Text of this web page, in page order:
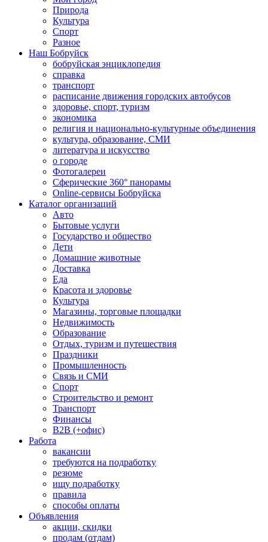
Природа
Культура
Спорт
Разное
Наш Бобруйск
бобруйская энциклопедия
справка
транспорт
расписание движения городских автобусов
здоровье, спорт, туризм
экономика
религия и национально-культурные объединения
культура, образование, СМИ
литература и искусство
о городе
Фотогалереи
Сферические 360° панорамы
Online-сервисы Бобруйска
Каталог организаций
Авто
Бытовые услуги
Государство и общество
Дети
Домашние животные
Доставка
Еда
Красота и здоровье
Культура
Магазины, торговые площадки
Недвижимость
Образование
Отдых, туризм и путешествия
Праздники
Промышленность
Связь и СМИ
Спорт
Строительство и ремонт
Транспорт
Финансы
B2B (+офис)
Работа
вакансии
требуются на подработку
резюме
ищу подработку
правила
способы оплаты
Объявления
акции, скидки
продам (отдам)